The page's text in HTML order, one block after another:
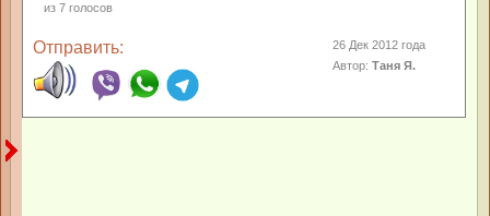
из 7 голосов
Отправить:
26 Дек 2012 года
Автор:Таня Я.